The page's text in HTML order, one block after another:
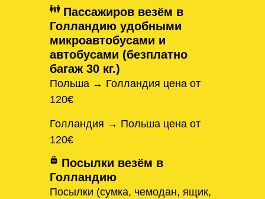
Пассажиров везём в
Голландию удобными
микроавтобусами и
автобусами (безплатно
багаж 30 кг.)
Польша → Голландия цена от
120€
Голландия → Польша цена от
120€
Посылки везём в
Голландию
Посылки (сумка, чемодан, ящик,